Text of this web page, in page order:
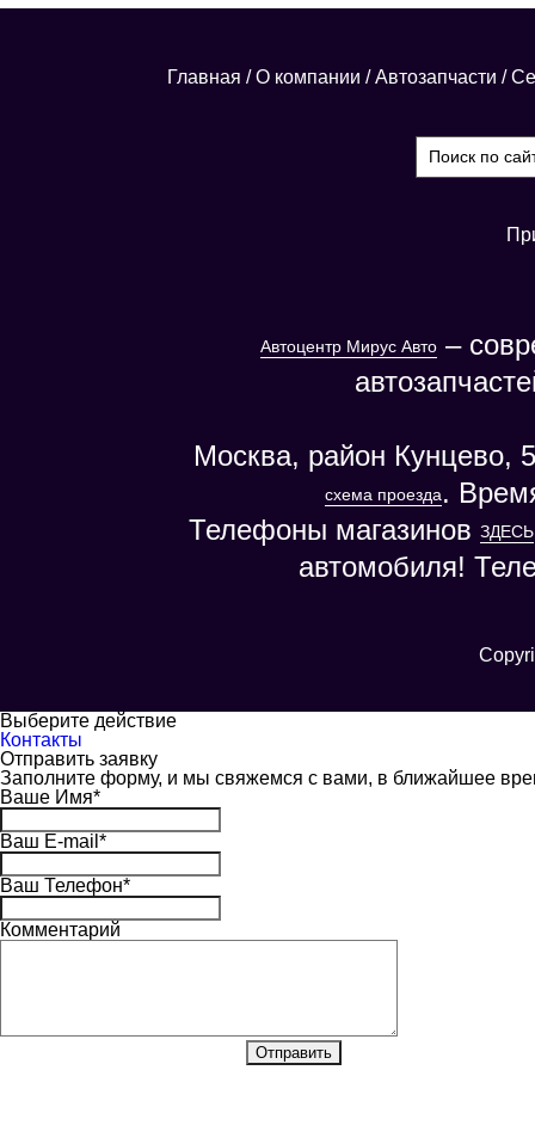
Главная / О компании / Автозапчасти /
Автоцентр Мирус Авто –
Москва, район Кунцево,
схема проезда.
Телефоны магазинов ЗДЕСЬ
автомобиля!
Выберите действие
Контакты
Отправить заявку
Заполните форму, и мы свяжемся с вами, в ближайшее
Ваше Имя*
Ваш E-mail *
Ваш Телефон*
Комментарий